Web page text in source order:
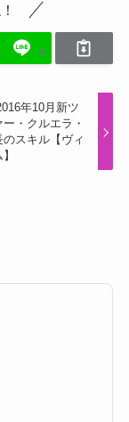
年10月新ツ
・クルエラ・
のスキル【ヴィ